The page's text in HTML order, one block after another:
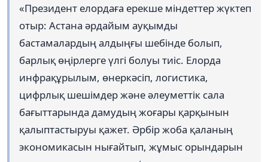
«Президент елордаға ерекше міндеттер жүктеп
отыр: Астана әрдайым ауқымды
бастамалардың алдыңғы шебінде болып,
барлық өңірлерге үлгі болуы тиіс. Елорда
инфрақұрылым, өнеркәсіп, логистика,
цифрлық шешімдер және әлеуметтік сала
бағыттарында дамудың жоғары қарқынын
қалыптастыруы қажет. Әрбір жоба қаланың
экономикасын нығайтып, жұмыс орындарын